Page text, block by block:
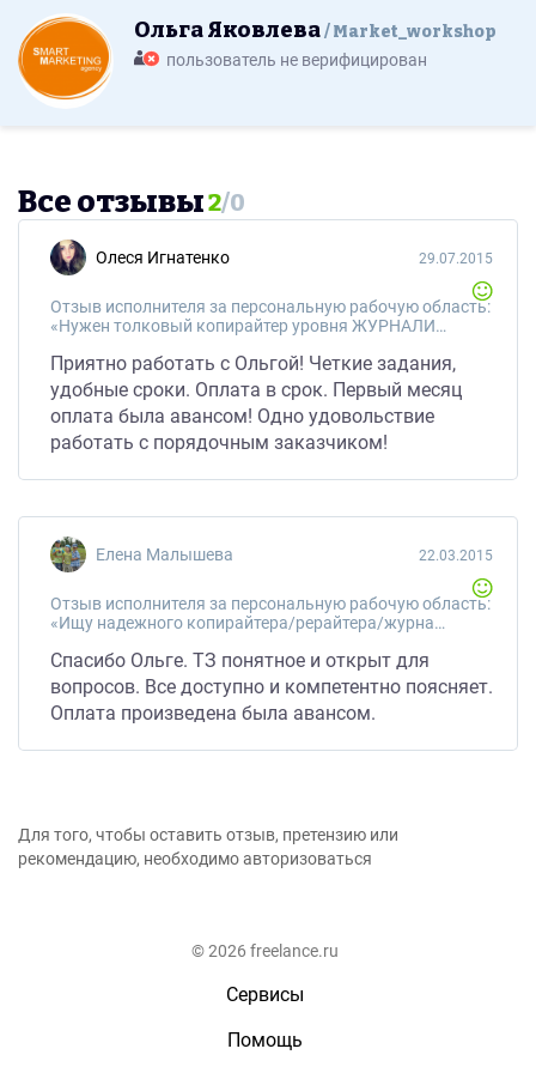
Ольга Яковлева Market_workshop
пользователь не верифицирован
Все отзывы2/0
Олеся Игнатенко
Отзыв исполнителя за персональную рабочую область:
«Нужен толковый копирайтер уровня ЖУРНАЛИСТ, в т.ч. для написания текстов по юридическим вопросам»
29.07.2015
Приятно работать с Ольгой! Четкие задания,
удобные сроки. Оплата в срок. Первый месяц
оплата была авансом! Одно удовольствие
работать с порядочным заказчиком!
Елена Малышева
Отзыв исполнителя за персональную рабочую область:
«Ищу надежного копирайтера/рерайтера/журналиста и корректора на длительное сотрудничество»
22.03.2015
Спасибо Ольге. ТЗ понятное и открыт для
вопросов. Все доступно и компетентно поясняет.
Оплата произведена была авансом.
Для того, чтобы оставить отзыв, претензию или
рекомендацию, необходимо авторизоваться
© 2026 freelance.ru
Сервисы
Помощь